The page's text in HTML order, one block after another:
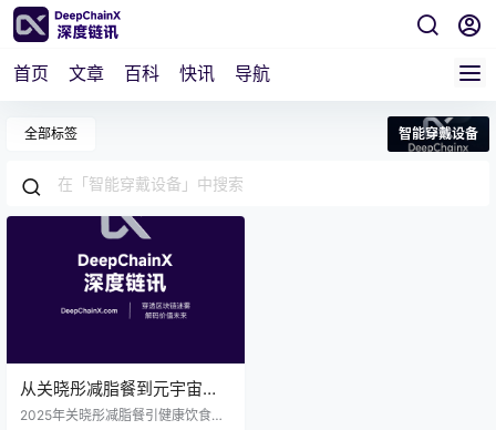
首页 文章 百科 快讯 导航
全部标签 智能穿戴设备
从关晓彤减脂餐到元宇宙健
身音乐：可穿戴设备如何用
2025年关晓彤减脂餐引健康饮食争